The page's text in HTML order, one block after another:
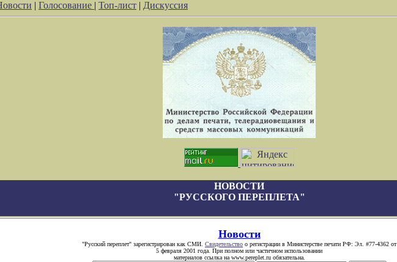
| Голосование | Топ-лист | Дискуссия
НОВОСТИ
"РУССКОГО ПЕРЕПЛЕТА"
Новости
"Русский переплет" зарегистрирован как СМИ. Свидетельство о регистрации в Министерстве печати РФ: Эл. #77-4362 от
5 февраля 2001 года. При полном или частичном использовании
материалов ссылка на www.pereplet.ru обязательна.